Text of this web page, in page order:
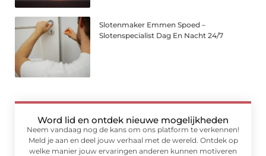
Slotenmaker Emmen Spoed –
Slotenspecialist Dag En Nacht 24/7
Word lid en ontdek nieuwe mogelijkheden
Neem vandaag nog de kans om ons platform te verkennen!
Meld je aan en deel jouw verhaal met de wereld. Ontdek op
welke manier jouw ervaringen anderen kunnen motiveren